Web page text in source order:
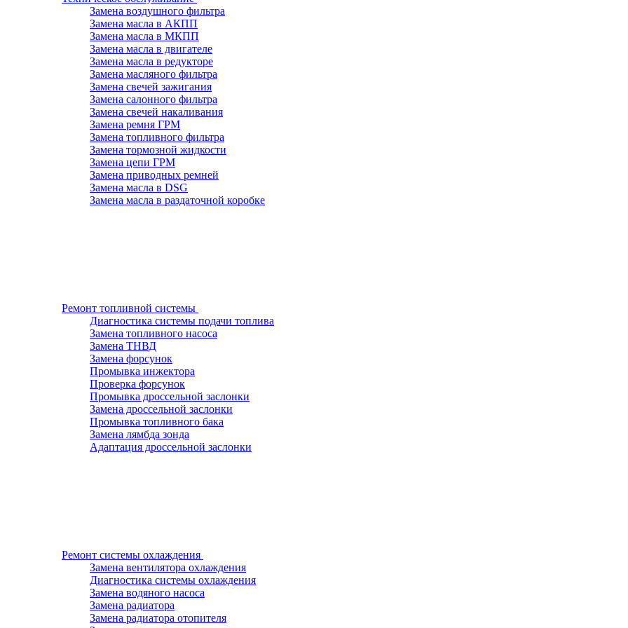
Замена воздушного фильтра
Замена масла в АКПП
Замена масла в МКПП
Замена масла в двигателе
Замена масла в редукторе
Замена масляного фильтра
Замена свечей зажигания
Замена салонного фильтра
Замена свечей накаливания
Замена ремня ГРМ
Замена топливного фильтра
Замена тормозной жидкости
Замена цепи ГРМ
Замена приводных ремней
Замена масла в DSG
Замена масла в раздаточной коробке
Ремонт топливной системы
Диагностика системы подачи топлива
Замена топливного насоса
Замена ТНВД
Замена форсунок
Промывка инжектора
Проверка форсунок
Промывка дроссельной заслонки
Замена дроссельной заслонки
Промывка топливного бака
Замена лямбда зонда
Адаптация дроссельной заслонки
Ремонт системы охлаждения
Замена вентилятора охлаждения
Диагностика системы охлаждения
Замена водяного насоса
Замена радиатора
Замена радиатора отопителя